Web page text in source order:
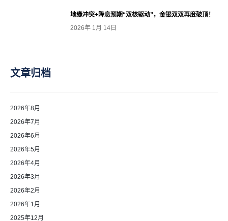
地缘冲突+降息预期“双核驱动”，金银双双再度破顶！
2026年 1月 14日
文章归档
2026年8月
2026年7月
2026年6月
2026年5月
2026年4月
2026年3月
2026年2月
2026年1月
2025年12月